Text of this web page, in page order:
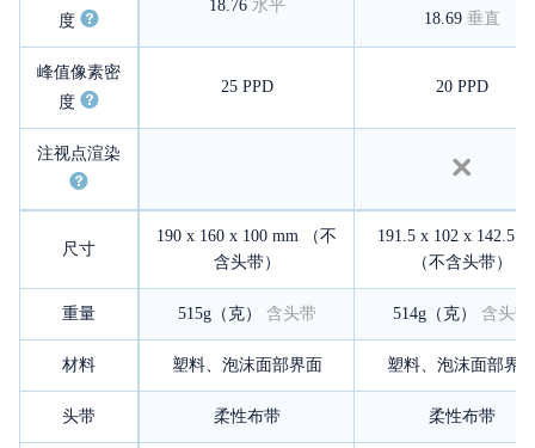
度
18.76 水平
18.69 垂直
峰值像素密
度
25 PPD 20 PPD
注视点渲染
尺寸
190 x 160 x 100 mm （不
含头带）
191.5 x 102 x 142.5
（不含头带）
重量 515g（克） 含头带 514g（克） 含头带
材料 塑料、泡沫面部界面 塑料、泡沫面部界
头带 柔性布带 柔性布带